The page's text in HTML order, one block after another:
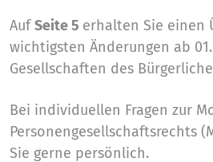
AufSeite 5 erhalten Sie einen
wichtigsten Änderungen ab
Gesellschaften des
Bei individuellen Fragen zur
Personengesellschaftsrechts
Sie gerne persönlich.